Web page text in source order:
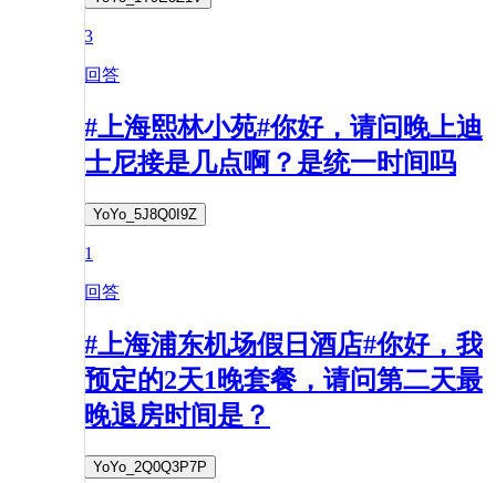
3
回答
#上海熙林小苑#你好，请问晚上迪
士尼接是几点啊？是统一时间吗
YoYo_5J8Q0I9Z
1
回答
#上海浦东机场假日酒店#你好，我
预定的2天1晚套餐，请问第二天最
晚退房时间是？
YoYo_2Q0Q3P7P